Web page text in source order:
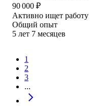
90 000 ₽
Активно ищет работу
Общий опыт
5 лет 7 месяцев
1
2
3
...